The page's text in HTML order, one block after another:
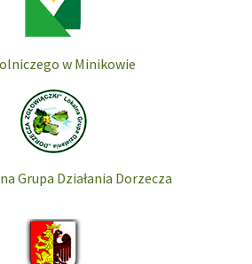
w Minikowie
Grupa Działania Dorzecza